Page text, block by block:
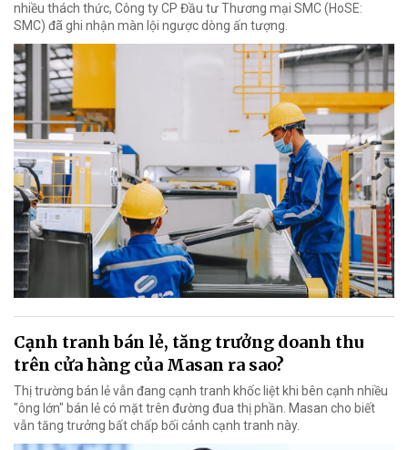
nhiều thách thức, Công ty CP Đầu tư Thương mại SMC (HoSE:
SMC) đã ghi nhận màn lội ngược dòng ấn tượng.
Cạnh tranh bán lẻ, tăng trưởng doanh thu
trên cửa hàng của Masan ra sao?
Thị trường bán lẻ vẫn đang cạnh tranh khốc liệt khi bên cạnh nhiều
"ông lớn" bán lẻ có mặt trên đường đua thị phần. Masan cho biết
vẫn tăng trưởng bất chấp bối cảnh cạnh tranh này.